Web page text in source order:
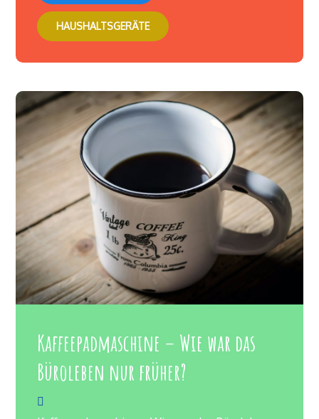
HAUSHALTSGERÄTE
Kaffeepadmaschine – Wie war das
Büroleben nur früher?